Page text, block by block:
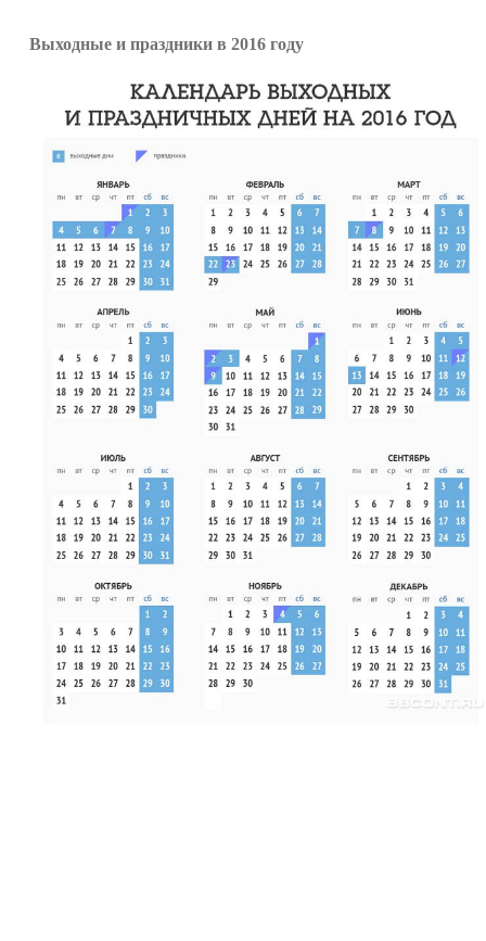
Выходные и праздники в 2016 году